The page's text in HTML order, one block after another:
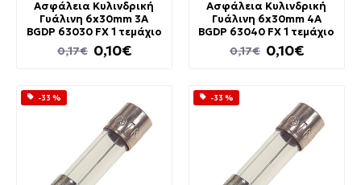
Ασφάλεια Κυλινδρική
Γυάλινη 6x30mm 3A
BGDP 63030 FX 1 τεμάχιο
0,10€
0,17€
Ασφάλεια Κυλινδρική
Γυάλινη 6x30mm 4A
BGDP 63040 FX 1 τεμάχιο
0,10€
0,17€
-33 % -33 %